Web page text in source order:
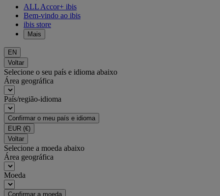
ALL Accor+ ibis
Bem-vindo ao ibis
ibis store
Mais
EN
Voltar
Selecione o seu país e idioma abaixo
Área geográfica
País/região-idioma
Confirmar o meu país e idioma
EUR (€)
Voltar
Selecione a moeda abaixo
Área geográfica
Moeda
Confirmar a moeda